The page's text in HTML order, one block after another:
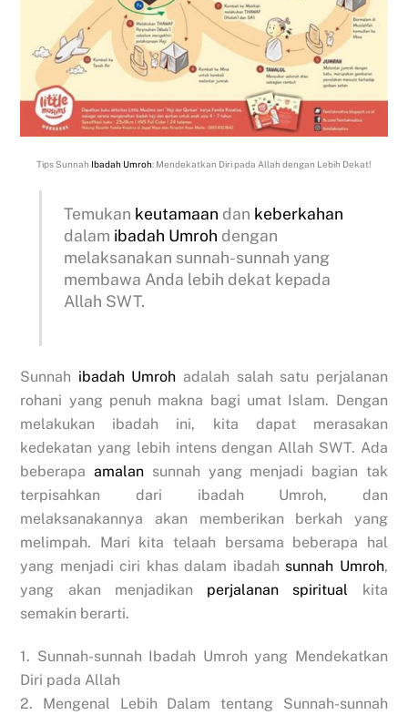
Tips Sunnah Ibadah Umroh: Mendekatkan Diri pada Allah dengan Lebih Dekat!
Temukan keutamaan dan keberkahan
dalam ibadah Umroh dengan
melaksanakan sunnah-sunnah yang
membawa Anda lebih dekat kepada
Allah SWT.
Sunnah ibadah Umroh adalah salah satu perjalanan
rohani yang penuh makna bagi umat Islam. Dengan
melakukan ibadah ini, kita dapat merasakan
kedekatan yang lebih intens dengan Allah SWT. Ada
beberapaamalan sunnah yang menjadi bagian tak
terpisahkan dari ibadah Umroh, dan
melaksanakannya akan memberikan berkah yang
melimpah. Mari kita telaah bersama beberapa hal
yang menjadi ciri khas dalam ibadah sunnah Umroh,
yang akan menjadikan perjalanan spiritual kita
semakin berarti.
1. Sunnah-sunnah Ibadah Umroh yang Mendekatkan
Diri pada Allah
2. Mengenal Lebih Dalam tentang Sunnah-sunnah